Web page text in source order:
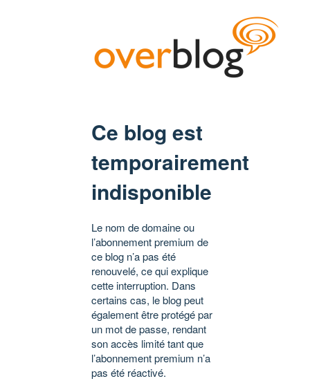
Ce blog est
temporairement
indisponible
Le nom de domaine ou
l’abonnement premium de
ce blog n’a pas été
renouvelé, ce qui explique
cette interruption. Dans
certains cas, le blog peut
également être protégé par
un mot de passe, rendant
son accès limité tant que
l’abonnement premium n’a
pas été réactivé.